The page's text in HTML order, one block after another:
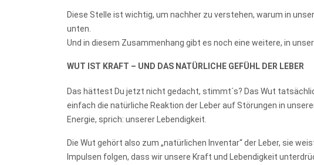
Diese Stelle ist wichtig, um nachher zu verstehen, warum in
unten.
Und in diesem Zusammenhang gibt es noch eine weitere, in
WUT IST KRAFT – UND DAS NATÜRLICHE GEFÜHL DER LEBER
Das hättest Du jetzt nicht gedacht, stimmt´s? Das Wut
einfach die natürliche Reaktion der Leber auf Störungen in
Energie, sprich: unserer Lebendigkeit.
Die Wut gehört also zum „natürlichen Inventar“ der Leber, sie
Impulsen folgen, dass wir unsere Kraft und Lebendigkeit